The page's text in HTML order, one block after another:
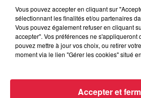
4 août 2026
Vélos
meilleures
Vous pouvez accepter en cliquant sur
sélectionnant les finalités et/ou partenaires
Vous pouvez également refuser en cliquant
accepter". Vos préférences ne s'appliqueront
pouvez mettre à jour vos choix, ou retirer
moment via le lien "Gérer les cookies" situé
Accepter et